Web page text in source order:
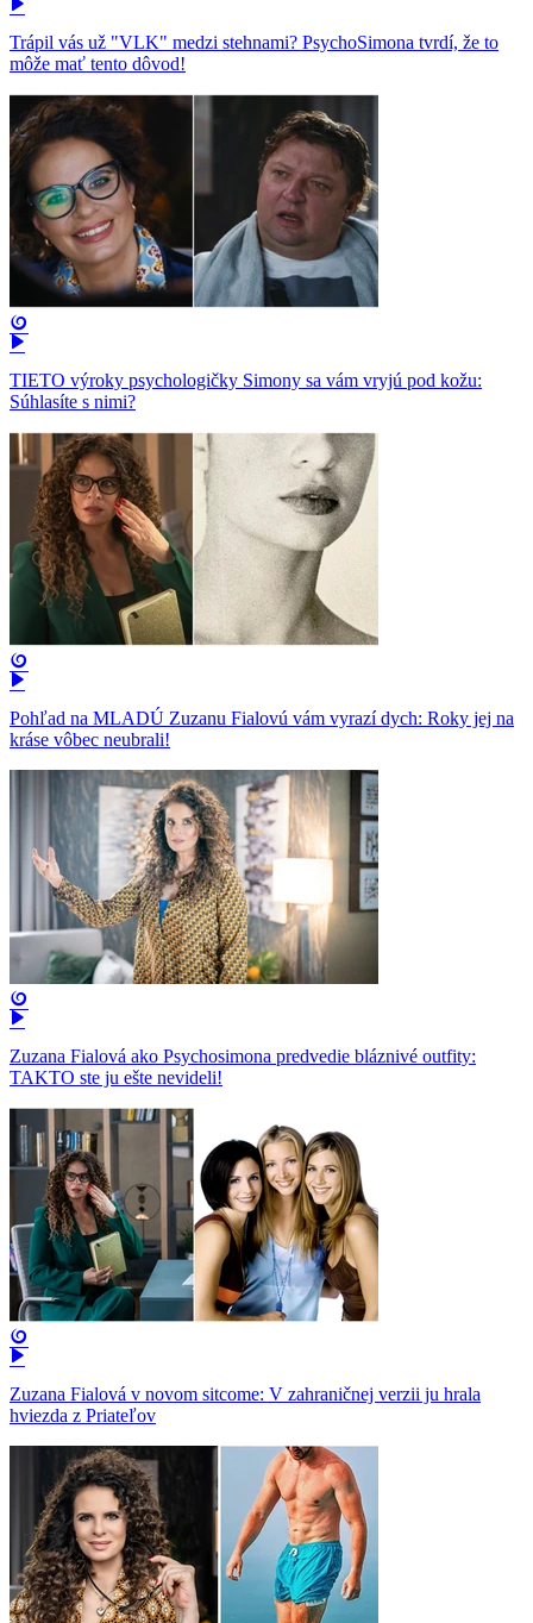
Trápil vás už "VLK" medzi stehnami? PsychoSimona tvrdí, že to
môže mať tento dôvod!
TIETO výroky psychologičky Simony sa vám vryjú pod kožu:
Súhlasíte s nimi?
Pohľad na MLADÚ Zuzanu Fialovú vám vyrazí dych: Roky jej na
kráse vôbec neubrali!
Zuzana Fialová ako Psychosimona predvedie bláznivé outfity:
TAKTO ste ju ešte nevideli!
Zuzana Fialová v novom sitcome: V zahraničnej verzii ju hrala
hviezda z Priateľov